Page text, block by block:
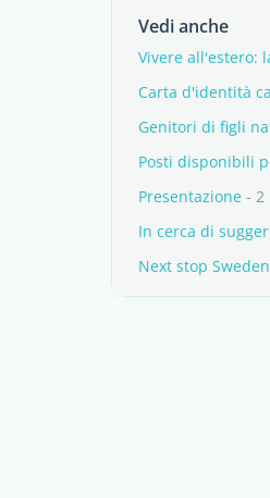
Vedi anche
Vivere all'estero:
Carta d'identità
Genitori di figli
Posti disponibili
Presentazione - 2
In cerca di
Next stop Sweden